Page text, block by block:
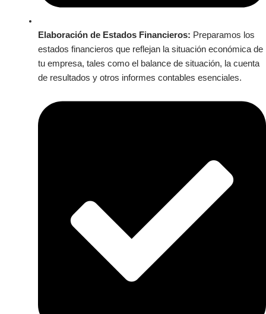
Elaboración de Estados Financieros: Preparamos los
estados financieros que reflejan la situación económica de
tu empresa, tales como el balance de situación, la cuenta
de resultados y otros informes contables esenciales.